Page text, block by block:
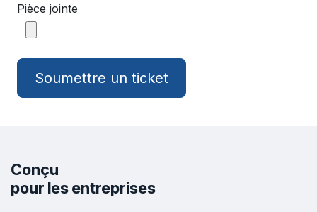
Pièce jointe
Soumettre un ticket
Conçu
pour les entreprises